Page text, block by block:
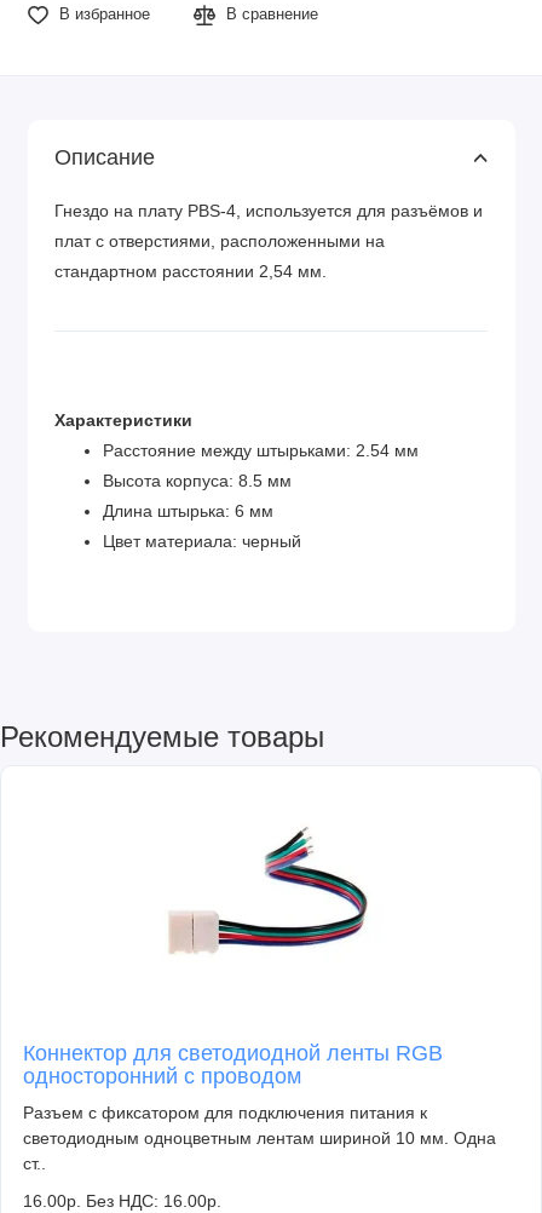
В избранное В сравнение
Описание
Гнездо на плату PBS-4, используется для разъёмов и
плат с отверстиями, расположенными на
стандартном расстоянии 2,54 мм.
Характеристики
Расстояние между штырьками: 2.54 мм
Высота корпуса: 8.5 мм
Длина штырька: 6 мм
Цвет материала: черный
Рекомендуемые товары
Коннектор для светодиодной ленты RGB
односторонний с проводом
Разъем с фиксатором для подключения питания к
светодиодным одноцветным лентам шириной 10 мм. Одна
ст..
16.00р. Без НДС: 16.00р.